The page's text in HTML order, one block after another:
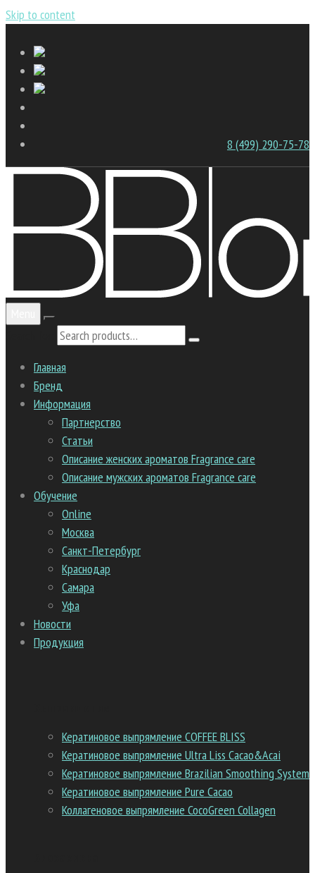
Skip to content
8 (499) 290-75-78
Главная
Бренд
Информация
Партнерство
Статьи
Описание женских ароматов Fragrance care
Описание мужских ароматов Fragrance care
Обучение
Online
Москва
Санкт-Петербург
Краснодар
Самара
Уфа
Новости
Продукция
Кератиновое выпрямление COFFEE BLISS
Кератиновое выпрямление Ultra Liss Cacao&Acai
Кератиновое выпрямление Brazilian Smoothing System
Кератиновое выпрямление Pure Cacao
Коллагеновое выпрямление CocoGreen Collagen